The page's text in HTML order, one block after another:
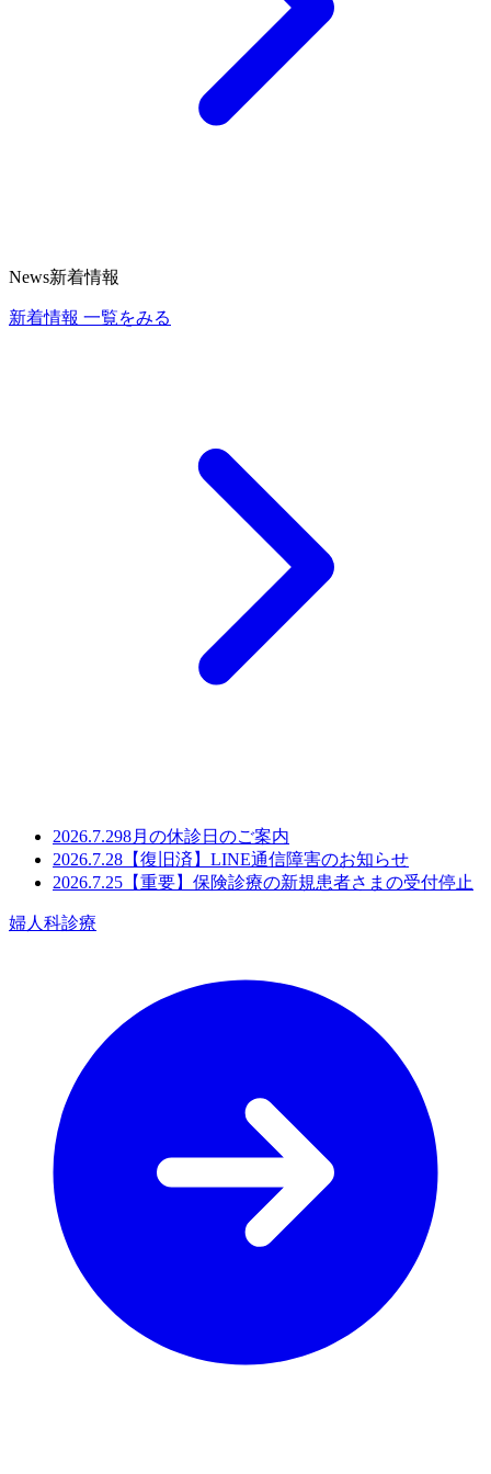
News新着情報
新着情報 一覧をみる
2026.7.298月の休診日のご案内
2026.7.28 【復旧済】LINE通信障害のお知らせ
2026.7.25 【重要】保険診療の新規患者さまの受付停止
婦人科診療